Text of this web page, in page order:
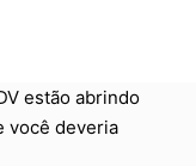
estão abrindo
você deveria